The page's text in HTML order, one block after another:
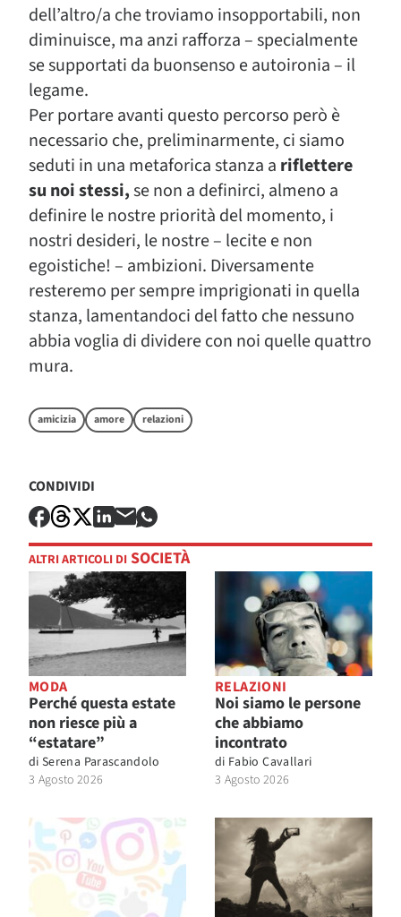
dell’altro/a che troviamo insopportabili, non
diminuisce, ma anzi rafforza – specialmente
se supportati da buonsenso e autoironia – il
legame.
Per portare avanti questo percorso però è
necessario che, preliminarmente, ci siamo
seduti in una metaforica stanza a riflettere
su noi stessi,se non a definirci, almeno a
definire le nostre priorità del momento, i
nostri desideri, le nostre – lecite e non
egoistiche! – ambizioni. Diversamente
resteremo per sempre imprigionati in quella
stanza, lamentandoci del fatto che nessuno
abbia voglia di dividere con noi quelle quattro
mura.
amicizia amore relazioni
CONDIVIDI
ALTRI ARTICOLI DI SOCIETÀ
MODA
Perché questa estate
non riesce più a
“estatare”
di Serena Parascandolo
3 Agosto 2026
RELAZIONI
Noi siamo le persone
che abbiamo
incontrato
di Fabio Cavallari
3 Agosto 2026